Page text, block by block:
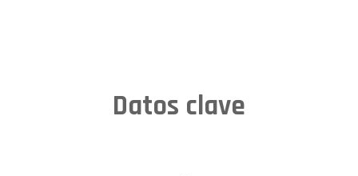
Datos clave